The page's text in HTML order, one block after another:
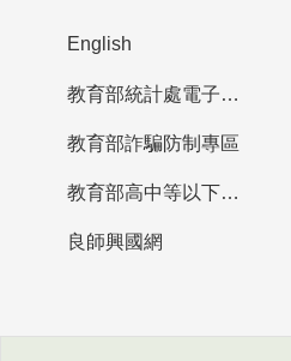
English
教育部統計處電子書櫃
教育部詐騙防制專區
教育部高中等以下學校及幼兒園教師資格檢定考試
良師興國網